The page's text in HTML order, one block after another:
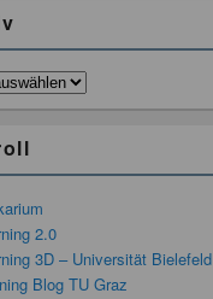
2.0
3D – Universität Bielefeld
Blog TU Graz